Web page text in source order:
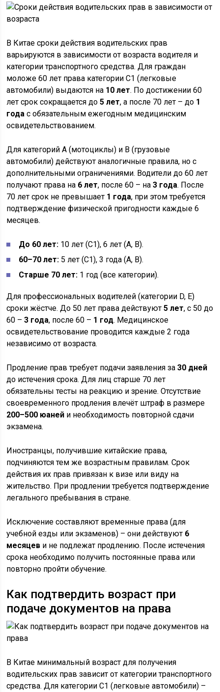
В Китае сроки действия водительских прав
варьируются в зависимости от возраста водителя и
категории транспортного средства. Для граждан
моложе 60 лет права категории C1 (легковые
автомобили) выдаются на 10 лет. По достижении 60
лет срок сокращается до5 лет, а после 70 лет – до 1
года с обязательным ежегодным медицинским
освидетельствованием.
Для категорий A (мотоциклы) и B (грузовые
автомобили) действуют аналогичные правила, но с
дополнительными ограничениями. Водители до 60 лет
получают права на 6 лет, после 60 – на3 года. После
70 лет срок не превышает 1 года, при этом требуется
подтверждение физической пригодности каждые 6
месяцев.
До 60 лет: 10 лет (C1), 6 лет (A, B).
60–70 лет: 5 лет (C1), 3 года (A, B).
Старше 70 лет: 1 год (все категории).
Для профессиональных водителей (категории D, E)
сроки жёстче. До 50 лет права действуют5 лет, с 50 до
60 –3 года, после 60 – 1 год. Медицинское
освидетельствование проводится каждые 2 года
независимо от возраста.
Продление прав требует подачи заявления за30 дней
до истечения срока. Для лиц старше 70 лет
обязательны тесты на реакцию и зрение. Отсутствие
своевременного продления влечёт штраф в размере
200–500 юаней и необходимость повторной сдачи
экзамена.
Иностранцы, получившие китайские права,
подчиняются тем же возрастным правилам. Срок
действия их прав привязан к визе или виду на
жительство. При продлении требуется подтверждение
легального пребывания в стране.
Исключение составляют временные права (для
учебной езды или экзаменов) – они действуют 6
месяцев и не подлежат продлению. После истечения
срока необходимо получить постоянные права или
повторно пройти обучение.
Как подтвердить возраст при
подаче документов на права
В Китае минимальный возраст для получения
водительских прав зависит от категории транспортного
средства. Для категории C1 (легковые автомобили) –